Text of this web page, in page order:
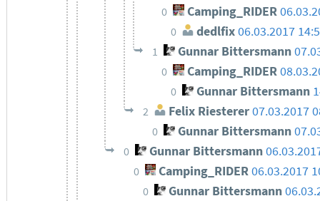
0 Camping_RIDER
0 dedlfix06.03.2017
1 Gunnar Bittersmann
0 Camping_RIDER
0 Gunnar Bittersmann
2 Felix Riesterer 07.03.2017
0 Gunnar Bittersmann
0 Gunnar Bittersmann
0 Camping_RIDER06.03.2017
0 Gunnar Bittersmann